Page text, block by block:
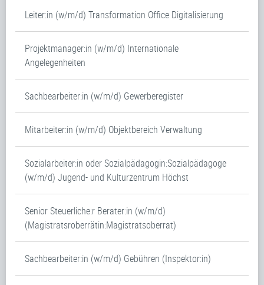
Leiter:in (w/m/d) Transformation Office Digitalisierung
Projektmanager:in (w/m/d) Internationale
Angelegenheiten
Sachbearbeiter:in (w/m/d) Gewerberegister
Mitarbeiter:in (w/m/d) Objektbereich Verwaltung
Sozialarbeiter:in oder Sozialpädagogin:Sozialpädagoge
(w/m/d) Jugend- und Kulturzentrum Höchst
Senior Steuerliche:r Berater:in (w/m/d)
(Magistratsroberrätin:Magistratsoberrat)
Sachbearbeiter:in (w/m/d) Gebühren (Inspektor:in)